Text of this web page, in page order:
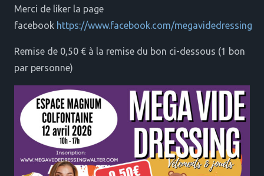
Merci de liker la page
facebook https://www.facebook.com/megavidedressing
Remise de 0,50 € à la remise du bon ci-dessous (1 bon
par personne)